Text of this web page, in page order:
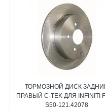
ТОРМОЗНОЙ ДИСК
ПРАВЫЙ С-TEK ДЛЯ INFINITI
S50-121.42078